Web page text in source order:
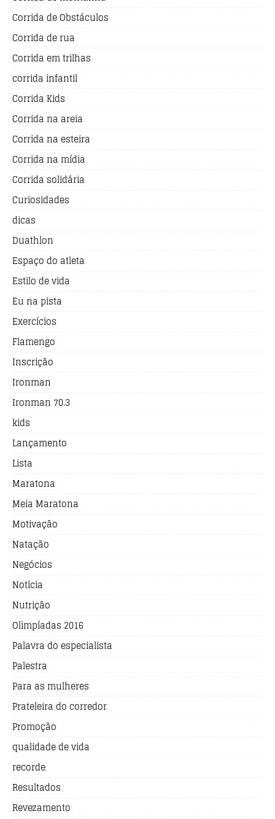
Corrida de Obstáculos
Corrida de rua
Corrida em trilhas
corrida infantil
Corrida Kids
Corrida na areia
Corrida na esteira
Corrida na mídia
Corrida solidária
Curiosidades
dicas
Duathlon
Espaço do atleta
Estilo de vida
Eu na pista
Exercícios
Flamengo
Inscrição
Ironman
Ironman 70.3
kids
Lançamento
Lista
Maratona
Meia Maratona
Motivação
Natação
Negócios
Notícia
Nutrição
Olimpíadas 2016
Palavra do especialista
Palestra
Para as mulheres
Prateleira do corredor
Promoção
qualidade de vida
recorde
Resultados
Revezamento